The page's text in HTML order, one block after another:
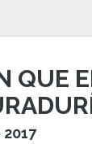
QUE